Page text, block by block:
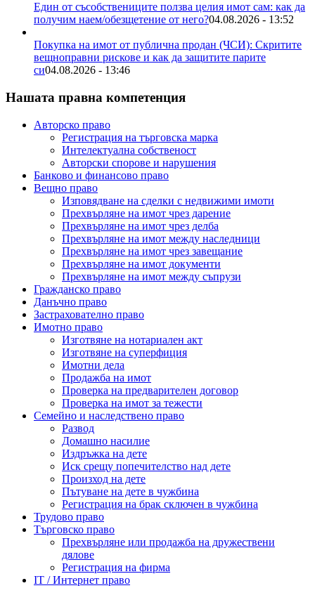
Един от съсобствениците ползва целия имот сам: как да
получим наем/обезщетение от него?04.08.2026 - 13:52
Покупка на имот от публична продан (ЧСИ): Скритите
вещноправни рискове и как да защитите парите
си04.08.2026 - 13:46
Нашата правна компетенция
Авторско право
Регистрация на търговска марка
Интелектуална собственост
Авторски спорове и нарушения
Банково и финансово право
Вещно право
Изповядване на сделки с недвижими имоти
Прехвърляне на имот чрез дарение
Прехвърляне на имот чрез делба
Прехвърляне на имот между наследници
Прехвърляне на имот чрез завещание
Прехвърляне на имот документи
Прехвърляне на имот между съпрузи
Гражданско право
Данъчно право
Застрахователно право
Имотно право
Изготвяне на нотариален акт
Изготвяне на суперфиция
Имотни дела
Продажба на имот
Проверка на предварителен договор
Проверка на имот за тежести
Семейно и наследствено право
Развод
Домашно насилие
Издръжка на дете
Иск срещу попечителство над дете
Произход на дете
Пътуване на дете в чужбина
Регистрация на брак сключен в чужбина
Трудово право
Търговско право
Прехвърляне или продажба на дружествени
дялове
Регистрация на фирма
IT / Интернет право